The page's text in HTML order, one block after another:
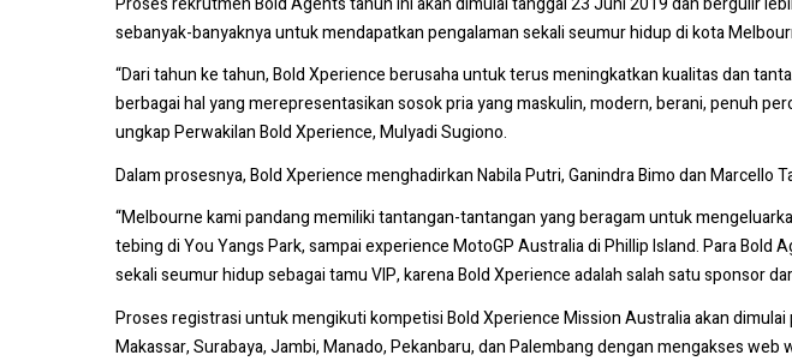
sebanyak-banyaknya untuk mendapatkan pengalaman sekali seumur hidup di kota
“Dari tahun ke tahun, Bold Xperience berusaha untuk terus meningkatkan kualitas dan
berbagai hal yang merepresentasikan sosok pria yang maskulin, modern, berani, penuh
ungkap Perwakilan Bold Xperience, Mulyadi Sugiono.
Dalam prosesnya, Bold Xperience menghadirkan Nabila Putri, Ganindra Bimo dan
“Melbourne kami pandang memiliki tantangan-tantangan yang beragam untuk
tebing di You Yangs Park, sampai experience MotoGP Australia di Phillip Island. Para
sekali seumur hidup sebagai tamu VIP, karena Bold Xperience adalah salah satu sponsor
Proses registrasi untuk mengikuti kompetisi Bold Xperience Mission Australia akan
Makassar, Surabaya, Jambi, Manado, Pekanbaru, dan Palembang dengan mengakses